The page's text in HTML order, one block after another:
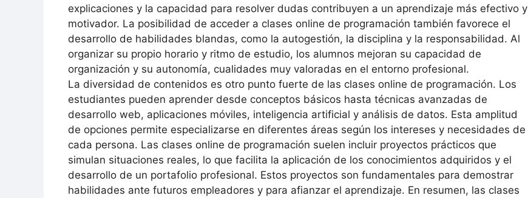
explicaciones y la capacidad para resolver dudas contribuyen a un aprendizaje más efectivo y
motivador. La posibilidad de acceder a clases online de programación también favorece el
desarrollo de habilidades blandas, como la autogestión, la disciplina y la responsabilidad. Al
organizar su propio horario y ritmo de estudio, los alumnos mejoran su capacidad de
organización y su autonomía, cualidades muy valoradas en el entorno profesional.
La diversidad de contenidos es otro punto fuerte de las clases online de programación. Los
estudiantes pueden aprender desde conceptos básicos hasta técnicas avanzadas de
desarrollo web, aplicaciones móviles, inteligencia artificial y análisis de datos. Esta amplitud
de opciones permite especializarse en diferentes áreas según los intereses y necesidades de
cada persona. Las clases online de programación suelen incluir proyectos prácticos que
simulan situaciones reales, lo que facilita la aplicación de los conocimientos adquiridos y el
desarrollo de un portafolio profesional. Estos proyectos son fundamentales para demostrar
habilidades ante futuros empleadores y para afianzar el aprendizaje. En resumen, las clases